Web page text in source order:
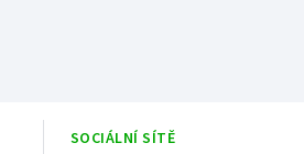
SOCIÁLNÍ SÍTĚ